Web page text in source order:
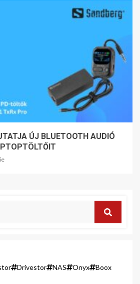
ÚJ BLUETOOTH AUDIÓ
Drivestor NAS Onyx Boox